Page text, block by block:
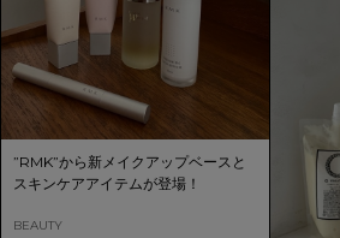
”RMK”から新メイクアップベースと
スキンケアアイテムが登場！
BEAUTY